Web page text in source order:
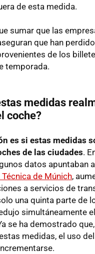
de esta medida.
sumar que las
que han
de los
temporada.
medidas
coche?
es si estas medidas
de las ciudades.
datos apuntaban
de Múnich,
a servicios de
una quinta parte de
simultáneamente
se ha demostrado
medidas, el uso